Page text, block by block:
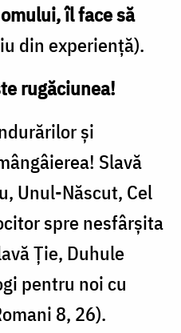
îl face să
din experiență).
rugăciunea!
și
Slavă
Unul-Născut, Cel
spre nesfârșita
Ție, Duhule
pentru noi cu
8, 26).